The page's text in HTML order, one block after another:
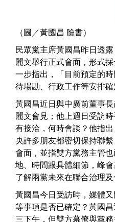
（圖／黃國昌 臉書）
民眾黨主席黃國昌昨日透
麗文舉行正式會面，形式
一步指出，「目前預定的
待場勘、行政工作等安排確
黃國昌近日與中廣前董事
麗文會見；他上週日受訪
有接洽，何時會談？他指
央許多朋友都密切保持聯
會面，並指雙方黨務主管
地、時間跟具體細節，峰
了解兩黨未來在聯合治理及
黃國昌今日受訪時，媒體
等事項是否已確定？黃國
三下午，但雙方幕僚與黨